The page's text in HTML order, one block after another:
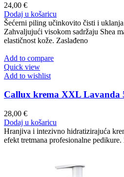
24,00 €
Dodaj u košaricu
Šećerni piling učinkovito čisti i
Zahvaljujući visokom sadržaju Shea
elastičnost kože. Zaslađeno
Add to compare
Quick view
Add to wishlist
Callux krema XXL Lavanda
28,00 €
Dodaj u košaricu
Hranjiva i intezivno hidratizirajuća
efekt tretmana profesionalne